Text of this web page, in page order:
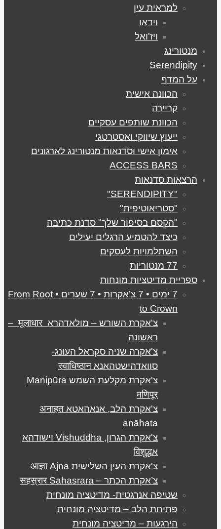
למראית עין
וידאו
ויז'ואל
מנטורינג
Serendipity
על המדף
הכוונה אישית
קריירה
הכוונת שותפים עסקיים
ייעוץ שיווקי ואסטרטגי
אימון אישי וסדנאות מנטורינג לארגונים
ACCESS BARS
הרצאות סדנאות
"SERENDIPITY"
"סטריאוטיפית"
"הקסם בסיפור שלך" סדנת כתיבה
כיצד להטמיע הרגלים יעילים
השתלמויות לעסקים
77 מנטוריות
ספריית מדיטציות מונחות
7 ימים • 7 צ’אקרות • 7 שערים • From Root
to Crown
צ'אקרת השורש – מולאדהרא मूलाधार –
ראשונה
צ'אקרה שניה סקראל העונג-
סוואדהישטהאנא स्वाधिष्ठान
צ'אקרת מקלעת השמש Manipūra
मणिपूर
צ'אקרת הלב, אנאהאטא अनाहत
anāhata
צ'אקרת הגרון, Vishuddha וישודהא
אविशुद्ध
צ'אקרת העין השלישית आज्ञा Ajna
צ’אקרת הכתר – सहस्रार Sahasrara
שטיפה אנרגטית- מדיטציה מונחית
פתיחת הלב – מדיטציה מונחית
הירגעות – מדיטציה מונחית